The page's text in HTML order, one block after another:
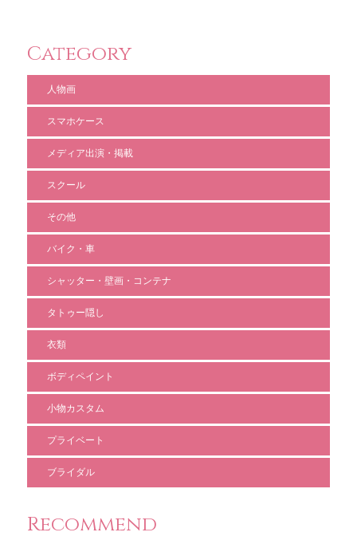
Category
人物画
スマホケース
メディア出演・掲載
スクール
その他
バイク・車
シャッター・壁画・コンテナ
タトゥー隠し
衣類
ボディペイント
小物カスタム
プライベート
ブライダル
Recommend